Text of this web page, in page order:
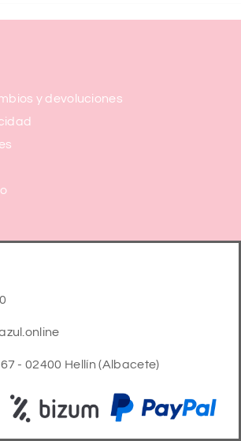
y devoluciones
- 02400 Hellín (Albacete)